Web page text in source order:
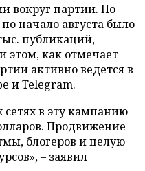
вокруг партии. По
начало августа было
публикаций,
этом, как отмечает
активно ведется в
и Telegram.
в эту кампанию
Продвижение
блогеров и целую
– заявил